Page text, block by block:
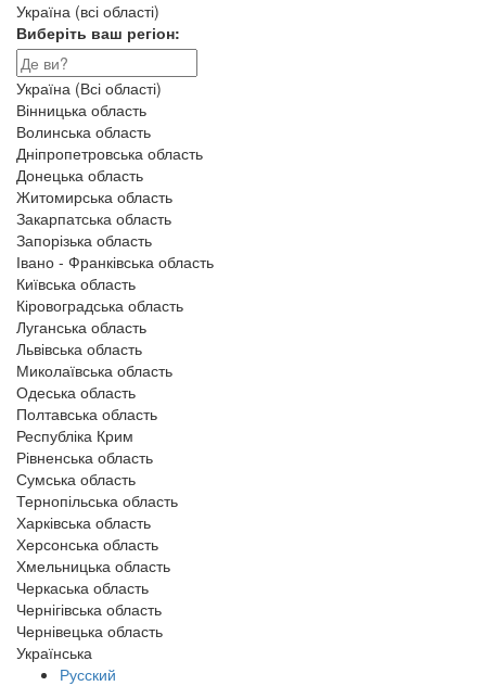
Україна (всі області)
Виберіть ваш регіон:
Україна (Всі області)
Вінницька область
Волинська область
Дніпропетровська область
Донецька область
Житомирська область
Закарпатська область
Запорізька область
Івано - Франківська область
Київська область
Кіровоградська область
Луганська область
Львівська область
Миколаївська область
Одеська область
Полтавська область
Республіка Крим
Рівненська область
Сумська область
Тернопільська область
Харківська область
Херсонська область
Хмельницька область
Черкаська область
Чернігівська область
Чернівецька область
Українська
Русский